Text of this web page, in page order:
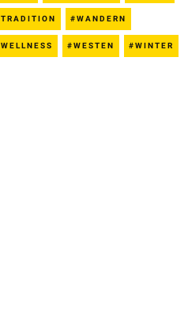
TRADITION WANDERN
WELLNESS WESTEN WINTER